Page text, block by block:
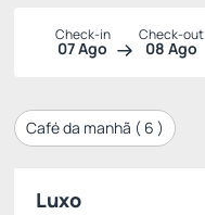
Check-in
07 Ago
Check-out
08 Ago
Café da manhã ( 6 )
Luxo